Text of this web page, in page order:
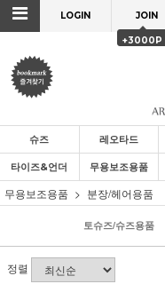
LOGIN JOIN
+3000P
슈즈 레오타드
타이즈&언더 무용보조용품
무용보조용품 분장/헤어용품
토슈즈/슈즈용품
정렬